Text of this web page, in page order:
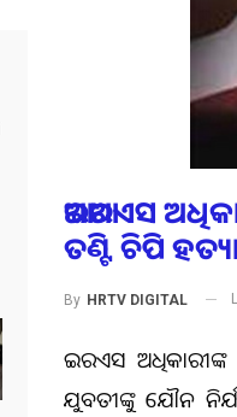
ଆଇଆରଏସ
ତଣ୍ଟି ଚିପି ହତ୍ୟା
By HRTV DIGITAL
ଆଇଆରଏସ
ଯୁବତୀଙ୍କୁ ଯୌନ